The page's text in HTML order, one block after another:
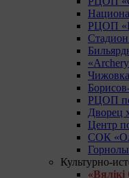
РЦОП
РЦОП
Дворец
Центр
СОК
Культурно-